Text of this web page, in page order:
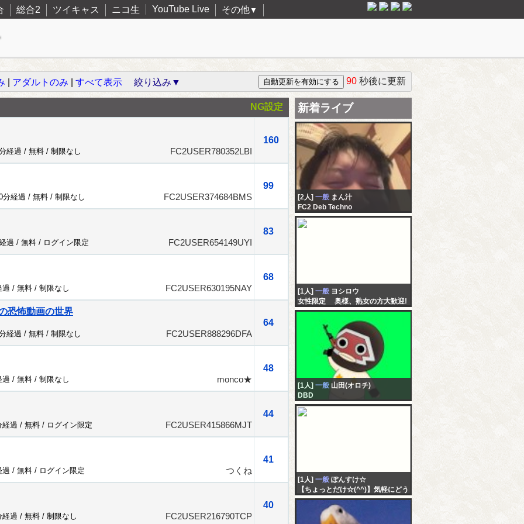
総合2 ツイキャス ニコ生 YouTube Live その他▼
アダルトのみ すべて表示 絞り込み▼ 90 秒後に更新
NG設定
160
経過 / 無料 / 制限なし FC2USER780352LBI
99
分経過 / 無料 / 制限なし FC2USER374684BMS
83
過 / 無料 / ログイン限定 FC2USER654149UYI
68
過 / 無料 / 制限なし FC2USER630195NAY
恐怖動画の世界
64
経過 / 無料 / 制限なし FC2USER888296DFA
48
過 / 無料 / 制限なし monco★
44
過 / 無料 / ログイン限定 FC2USER415866MJT
41
過 / 無料 / ログイン限定 つくね
40
過 / 無料 / 制限なし FC2USER216790TCP
新着ライブ
[2人] 一般 まん汁
FC2 Deb Techno
[1人] 一般 ヨシロウ
女性限定 奥様、熟女の方大歓迎!
こっそり息抜きしましょう
[1人] 一般 山田(オロチ)
DBD
[1人] 一般 ぽんすけ☆
【ちょっとだけ☆(^^)】気軽にどう
ぞ～＾＾男です Wellcome all
nationalities